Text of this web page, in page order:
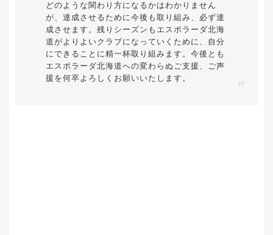
どのような関わり方になるかはわかりません
が、達成させるために今後も取り組み、必ず達
成させます。残りシーズンもエスポラーダ北海
道がよりよいクラブになっていくために、自分
にできることに精一杯取り組みます。今後とも
エスポラーダ北海道への変わらぬご支援、ご声
援を何卒よろしくお願いいたします。